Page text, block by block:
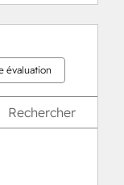
évaluation